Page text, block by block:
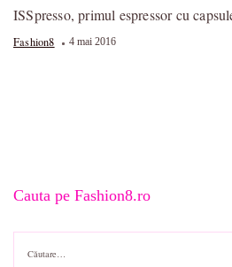
ISSpresso, primul espressor cu
Fashion8 4 mai 2016
Cauta pe Fashion8.ro
Caută
după: